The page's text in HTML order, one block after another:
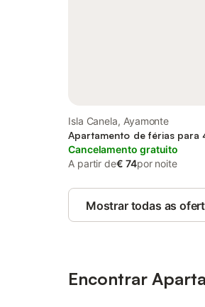
Isla Canela, Ayamonte
Apartamento de férias para
Cancelamento gratuito
A partir de€ 74por noite
Mostrar todas as
Encontrar